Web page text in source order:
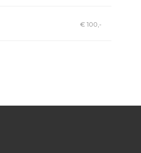
€ 100,-